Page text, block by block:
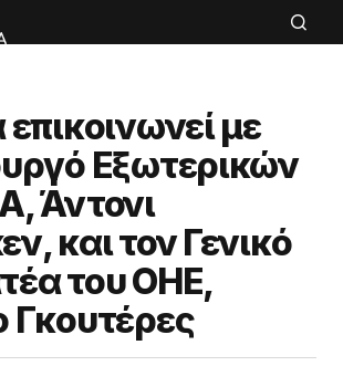
με
Εξωτερικών
Άντονι
και τον Γενικό
του ΟΗΕ,
Γκουτέρες